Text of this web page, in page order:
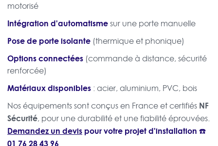
motorisé
Intégration d'automatismesur une porte manuelle
Pose de porte isolante (thermique et phonique)
Options connectées (commande à distance, sécurité
renforcée)
Matériaux disponibles : acier, aluminium, PVC, bois
Nos équipements sont conçus en France et certifiés NF
Sécurité, pour une durabilité et une fiabilité éprouvées.
Demandez un devis pour votre projet d'installation ☎️
01 76 28 43 96